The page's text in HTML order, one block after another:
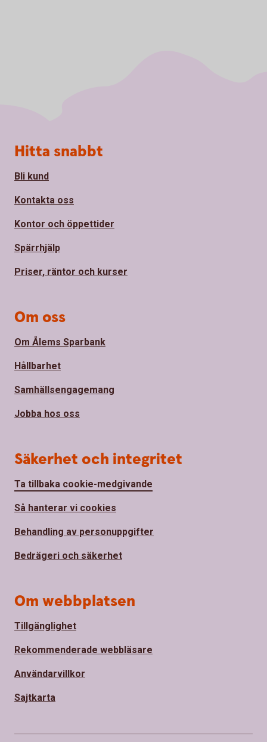
Sidfot
Hitta snabbt
Bli kund
Kontakta oss
Kontor och öppettider
Spärrhjälp
Priser, räntor och kurser
Om oss
Om Ålems Sparbank
Hållbarhet
Samhällsengagemang
Jobba hos oss
Säkerhet och integritet
Ta tillbaka cookie-medgivande
Så hanterar vi cookies
Behandling av personuppgifter
Bedrägeri och säkerhet
Om webbplatsen
Tillgänglighet
Rekommenderade webbläsare
Användarvillkor
Sajtkarta